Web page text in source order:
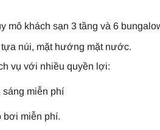
mô khách sạn 3 tầng và 6
núi, mặt hướng mặt nước.
vụ với nhiều quyền lợi:
sáng miễn phí
bơi miễn phí.